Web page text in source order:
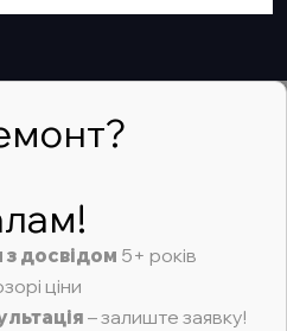
з досвідом 5+ років
ціни
– залиште заявку!